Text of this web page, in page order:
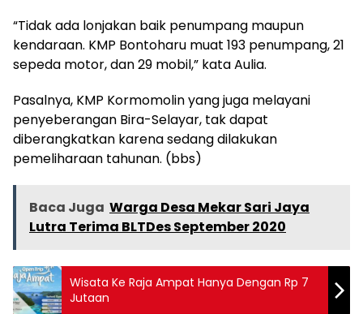
“Tidak ada lonjakan baik penumpang maupun
kendaraan. KMP Bontoharu muat 193 penumpang, 21
sepeda motor, dan 29 mobil,” kata Aulia.
Pasalnya, KMP Kormomolin yang juga melayani
penyeberangan Bira-Selayar, tak dapat
diberangkatkan karena sedang dilakukan
pemeliharaan tahunan. (bbs)
Baca Juga Warga Desa Mekar Sari Jaya
Lutra Terima BLTDes September 2020
Wisata Ke Raja Ampat Hanya Dengan Rp 7
Jutaan